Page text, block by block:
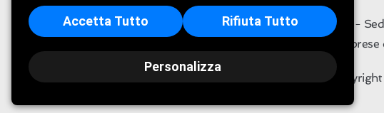
REGAZZOLI E MANGANONI S.N.C. -
Iscritta al registro delle
©
Accetta Tutto Rifiuta Tutto
Personalizza